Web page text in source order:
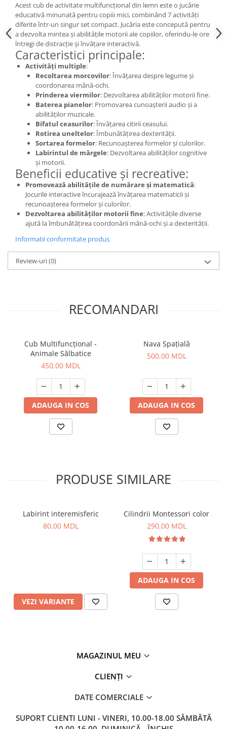
Acest cub de activitate multifuncțional din lemn este o jucărie
educativă minunată pentru copiii mici, combinând 7 activități
diferite într-un singur set compact. Jucăria este concepută pentru
a dezvolta mintea și abilitățile motorii ale copiilor, oferindu-le ore
întregi de distracție și învățare interactivă.
Caracteristici principale:
Activități multiple:
Recoltarea morcovilor: Învățarea despre legume și
coordonarea mână-ochi.
Prinderea viermilor: Dezvoltarea abilităților motorii fine.
Baterea pianelor: Promovarea cunoașterii audio și a
abilităților muzicale.
Bifatul ceasurilor: Învățarea citirii ceasului.
Rotirea uneltelor: Îmbunătățirea dexterității.
Sortarea formelor: Recunoașterea formelor și culorilor.
Labirintul de mărgele: Dezvoltarea abilităților cognitive
și motorii.
Beneficii educative și recreative:
Promovează abilitățile de numărare și matematică:
Jocurile interactive încurajează învățarea matematicii și
recunoașterea formelor și culorilor.
Dezvoltarea abilităților motorii fine: Activitățile diverse
ajută la îmbunătățirea coordonării mână-ochi și a dexterității.
Informatii conformitate produs
Review-uri(0)
RECOMANDARI
Cub Multifuncțional -
Animale Sălbatice
450,00 MDL
ADAUGA IN COS
Nava Spațială
500,00 MDL
ADAUGA IN COS
PRODUSE SIMILARE
Labirint interemisferic
80,00 MDL
VEZI VARIANTE
Cilindrii Montessori color
290,00 MDL
ADAUGA IN COS
MAGAZINUL MEU
CLIENȚI
DATE COMERCIALE
SUPORT CLIENTI LUNI - VINERI, 10.00-18.00 SÂMBĂTĂ